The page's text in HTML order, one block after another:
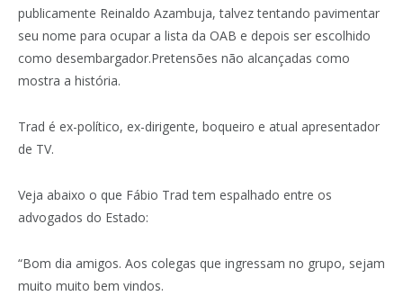
publicamente Reinaldo Azambuja, talvez tentando pavimentar
seu nome para ocupar a lista da OAB e depois ser escolhido
como desembargador.Pretensões não alcançadas como
mostra a história.
Trad é ex-político, ex-dirigente, boqueiro e atual apresentador
de TV.
Veja abaixo o que Fábio Trad tem espalhado entre os
advogados do Estado:
“Bom dia amigos. Aos colegas que ingressam no grupo, sejam
muito muito bem vindos.